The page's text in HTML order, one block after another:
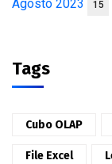
Agosto 2023 15
Tags
Cubo OLAP
File Excel